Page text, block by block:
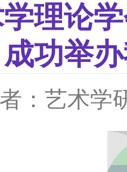
理论
成功举
：艺术学